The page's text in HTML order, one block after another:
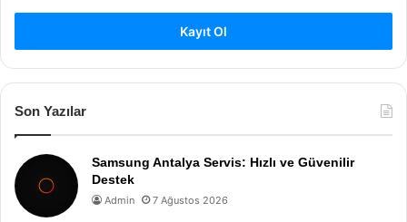
Kayıt Ol
Son Yazılar
Samsung Antalya Servis: Hızlı ve Güvenilir
Destek
Admin 7 Ağustos 2026